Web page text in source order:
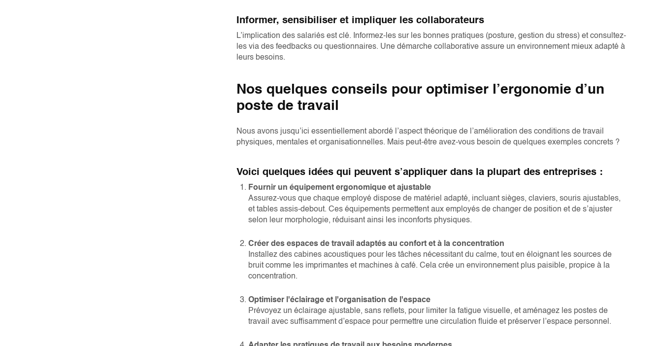
Informer, sensibiliser et impliquer les collaborateurs
L’implication des salariés est clé. Informez-les sur les bonnes pratiques (posture, gestion du stress) et consultez-
les via des feedbacks ou questionnaires. Une démarche collaborative assure un environnement mieux adapté à
leurs besoins.
Nos quelques conseils pour optimiser l’ergonomie d’un
poste de travail
Nous avons jusqu’ici essentiellement abordé l’aspect théorique de l’amélioration des conditions de travail
physiques, mentales et organisationnelles. Mais peut-être avez-vous besoin de quelques exemples concrets ?
Voici quelques idées qui peuvent s’appliquer dans la plupart des entreprises :
Fournir un équipement ergonomique et ajustable
Assurez-vous que chaque employé dispose de matériel adapté, incluant sièges, claviers, souris ajustables,
et tables assis-debout. Ces équipements permettent aux employés de changer de position et de s’ajuster
selon leur morphologie, réduisant ainsi les inconforts physiques.
Créer des espaces de travail adaptés au confort et à la concentration
Installez des cabines acoustiques pour les tâches nécessitant du calme, tout en éloignant les sources de
bruit comme les imprimantes et machines à café. Cela crée un environnement plus paisible, propice à la
concentration.
Optimiser l'éclairage et l'organisation de l'espace
Prévoyez un éclairage ajustable, sans reflets, pour limiter la fatigue visuelle, et aménagez les postes de
travail avec suffisamment d’espace pour permettre une circulation fluide et préserver l’espace personnel.